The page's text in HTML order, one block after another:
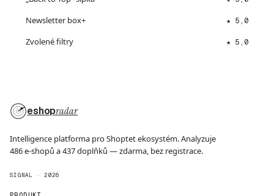
Newsletter box+ ★ 5,0
Zvolené filtry ★ 5,0
eshopradar
Intelligence platforma pro Shoptet ekosystém. Analyzuje
486 e-shopů a 437 doplňků — zdarma, bez registrace.
SIGNAL · 2026